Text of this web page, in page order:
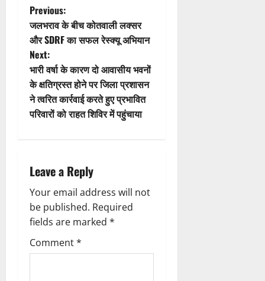
t
i
o
n
P
o
s
t
n
v
i
g
a
t
Previous:
जलभराव के बीच कोतवाली लक्सर
और SDRF का सफल रेस्क्यू अभियान
Next:
भारी वर्षा के कारण दो आवासीय भवनों
के क्षतिग्रस्त होने पर जिला प्रशासन
ने त्वरित कार्रवाई करते हुए प्रभावित
परिवारों को राहत शिविर में पहुंचाया
Leave a Reply
Your email address will not
be published. Required
fields are marked *
Comment*